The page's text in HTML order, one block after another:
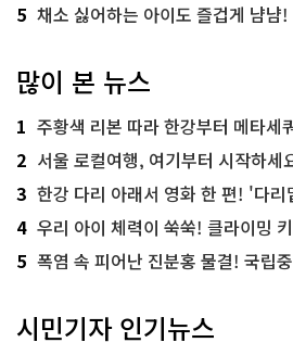
5 채소 싫어하는 아이도 즐겁게 냠냠! '찾아
많이 본 뉴스
1 주황색 리본 따라 한강부터 메타세쿼이아
2 서울 로컬여행, 여기부터 시작하
3 한강 다리 아래서 영화 한 편! '다리
4 우리 아이 체력이 쑥쑥! 클라이밍
5 폭염 속 피어난 진분홍 물결! 국립
시민기자 인기뉴스